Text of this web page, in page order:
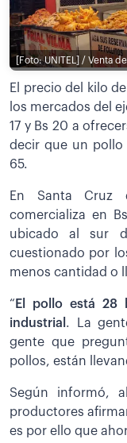
[Foto: UNITEL] / Venta
El precio del kilo
los mercados del
17 y Bs 20 a
decir que un pollo
65.
En Santa Cruz
comercializa en
ubicado al sur
cuestionado por
menos cantidad o
“ El pollo está 28
industrial . La
gente que
pollos, están
Según informó,
productores
es por ello que